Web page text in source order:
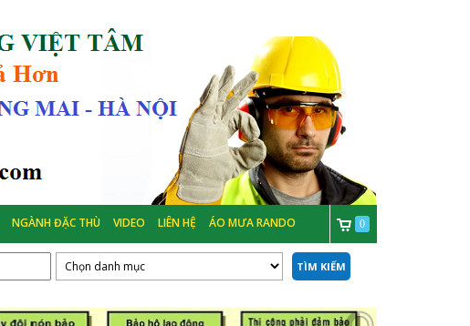
NGÀNH ĐẶC THÙ VIDEO LIÊN HỆ ÁO MƯA RANDO 0
TÌM KIẾM